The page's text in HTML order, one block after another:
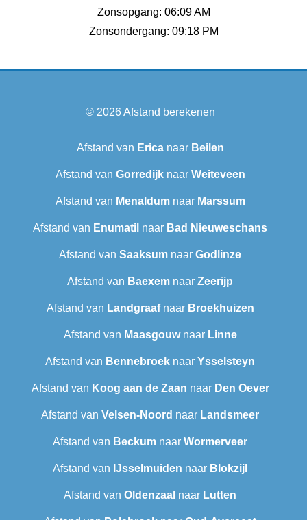
Zonsopgang: 06:09 AM
Zonsondergang: 09:18 PM
© 2026Afstand berekenen
Afstand van Ericanaar Beilen
Afstand van Gorredijknaar Weiteveen
Afstand van Menaldumnaar Marssum
Afstand van Enumatil naar Bad Nieuweschans
Afstand van Saaksum naar Godlinze
Afstand van Baexem naar Zeerijp
Afstand van Landgraafnaar Broekhuizen
Afstand van Maasgouwnaar Linne
Afstand van Bennebroek naar Ysselsteyn
Afstand van Koog aan de Zaan naar Den Oever
Afstand van Velsen-Noord naar Landsmeer
Afstand van Beckum naar Wormerveer
Afstand van IJsselmuiden naar Blokzijl
Afstand van Oldenzaal naar Lutten